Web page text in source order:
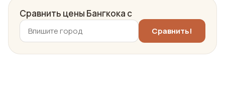
Сравнить цены Бангкока с